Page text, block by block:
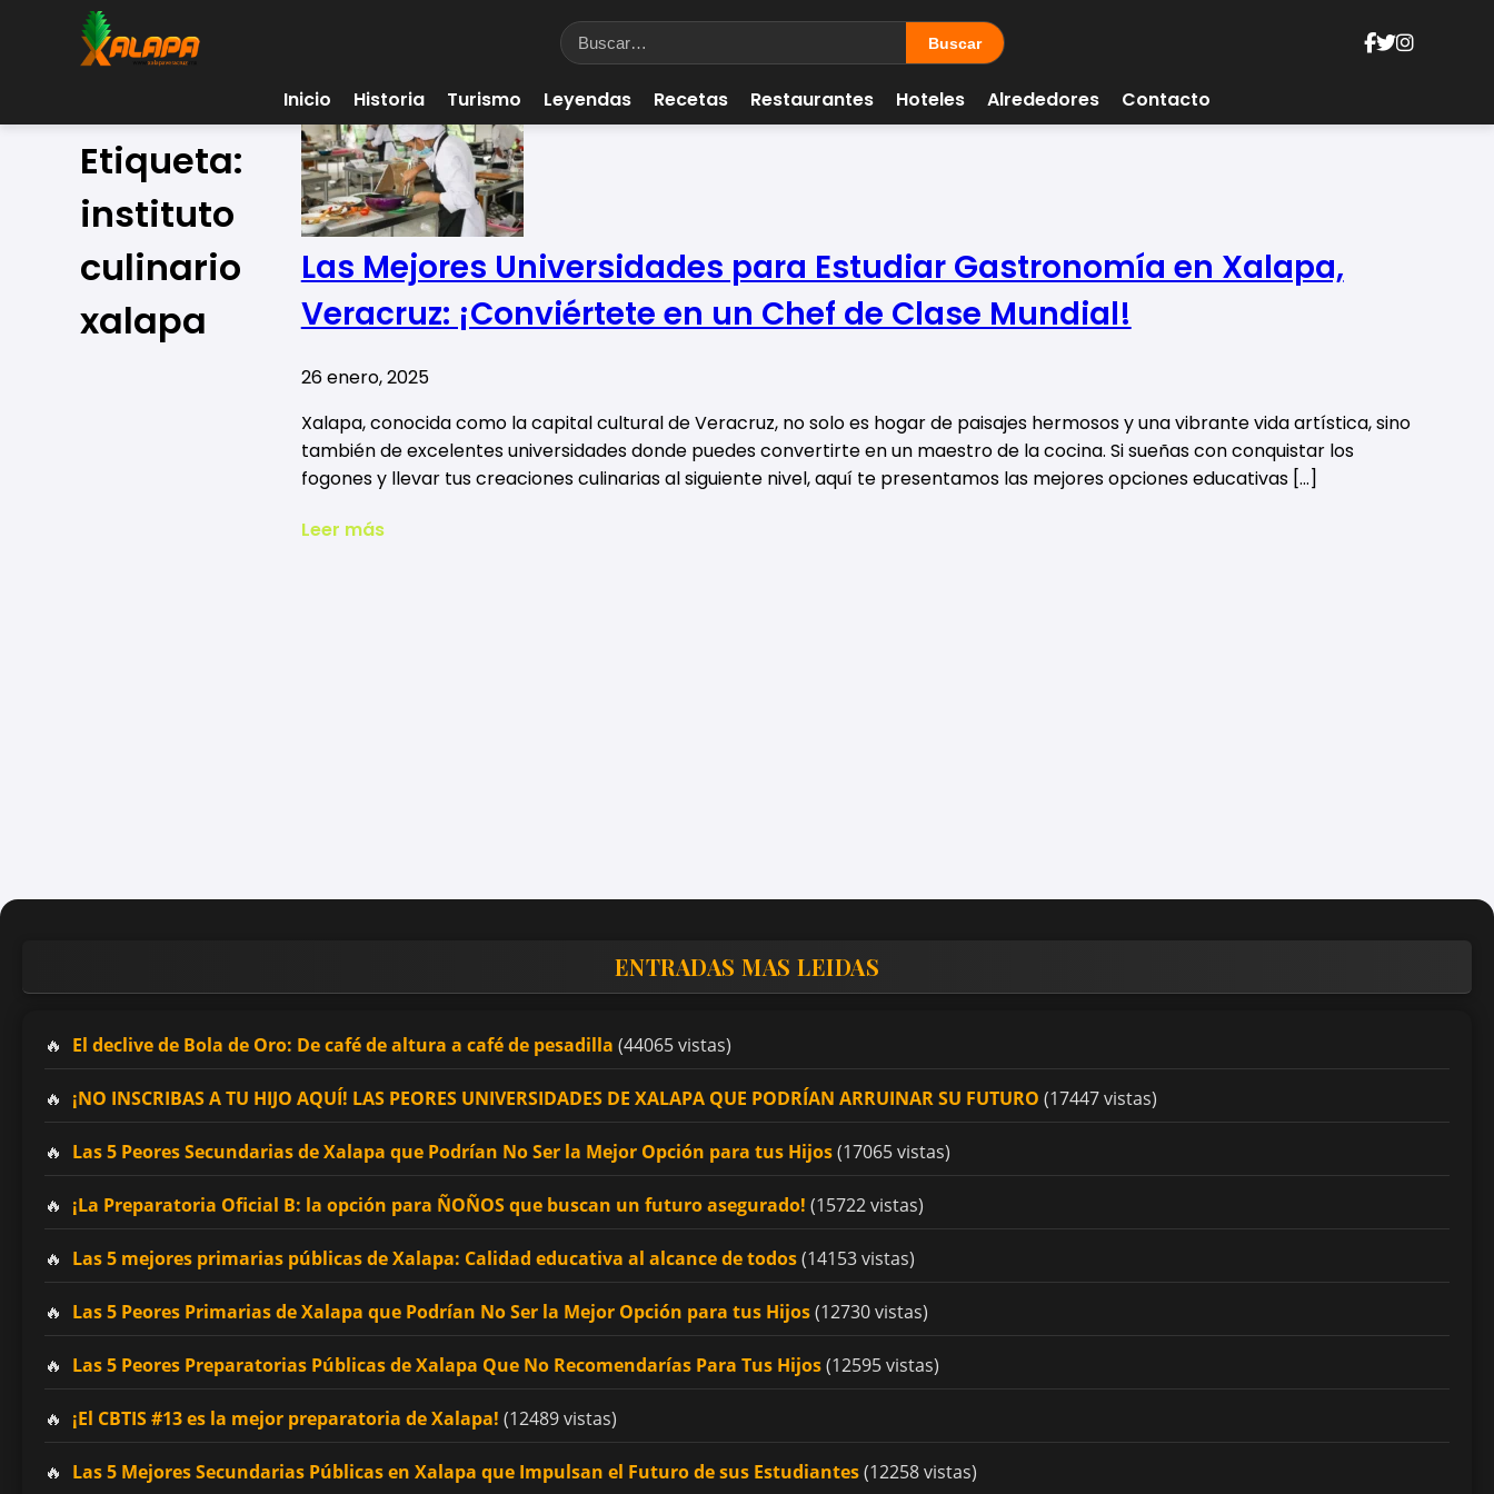
Inicio Historia Turismo Leyendas Recetas Restaurantes Hoteles Alrededores Contacto
Etiqueta:
instituto
culinario
xalapa
Las Mejores Universidades para Estudiar Gastronomía en Xalapa,
Veracruz: ¡Conviértete en un Chef de Clase Mundial!
26 enero, 2025
Xalapa, conocida como la capital cultural de Veracruz, no solo es hogar de paisajes hermosos y una vibrante vida artística, sino
también de excelentes universidades donde puedes convertirte en un maestro de la cocina. Si sueñas con conquistar los
fogones y llevar tus creaciones culinarias al siguiente nivel, aquí te presentamos las mejores opciones educativas […]
Leer más
ENTRADAS MAS LEIDAS
El declive de Bola de Oro: De café de altura a café de pesadilla (44065 vistas)
¡NO INSCRIBAS A TU HIJO AQUÍ! LAS PEORES UNIVERSIDADES DE XALAPA QUE PODRÍAN ARRUINAR SU FUTURO (17447 vistas)
Las 5 Peores Secundarias de Xalapa que Podrían No Ser la Mejor Opción para tus Hijos(17065 vistas)
¡La Preparatoria Oficial B: la opción para ÑOÑOS que buscan un futuro asegurado! (15722 vistas)
Las 5 mejores primarias públicas de Xalapa: Calidad educativa al alcance de todos(14153 vistas)
Las 5 Peores Primarias de Xalapa que Podrían No Ser la Mejor Opción para tus Hijos(12730 vistas)
Las 5 Peores Preparatorias Públicas de Xalapa Que No Recomendarías Para Tus Hijos(12595 vistas)
¡El CBTIS #13 es la mejor preparatoria de Xalapa! (12489 vistas)
Las 5 Mejores Secundarias Públicas en Xalapa que Impulsan el Futuro de sus Estudiantes(12258 vistas)